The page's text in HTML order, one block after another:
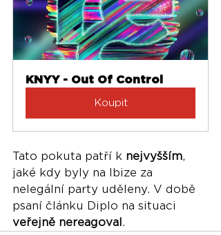
KNYY - Out Of Control
Koupit
Tato pokuta patří k nejvyšším,
jaké kdy byly na Ibize za
nelegální party uděleny. V době
psaní článku Diplo na situaci
veřejně nereagoval .